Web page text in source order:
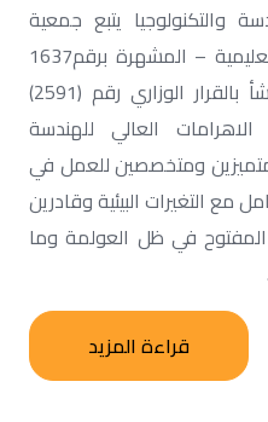
والتكنولوجيا يتبع جمعية
البركة للخدمات الاجتماعية والتعليمية – المشهرة برقم1637
بتاريخ 3/8/2003. والمعهد منشأ بالقرار الوزاري رقم (2591)
الاهرامات العالي للهندسة
متميزين ومتخصصين للعمل في
مع التغيرات البيئية وقادرين
في ظل العولمة وما
قراءة المزيد